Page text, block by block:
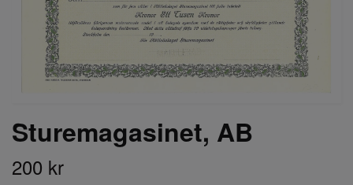
Sturemagasinet, AB
200 kr